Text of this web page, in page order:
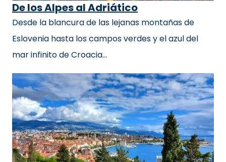
De los Alpes al Adriático
Desde la blancura de las lejanas montañas de
Eslovenia hasta los campos verdes y el azul del
mar infinito de Croacia…